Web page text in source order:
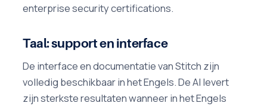
enterprise security certifications.
Taal: support en interface
De interface en documentatie van Stitch zijn
volledig beschikbaar in het Engels. De AI levert
zijn sterkste resultaten wanneer in het Engels